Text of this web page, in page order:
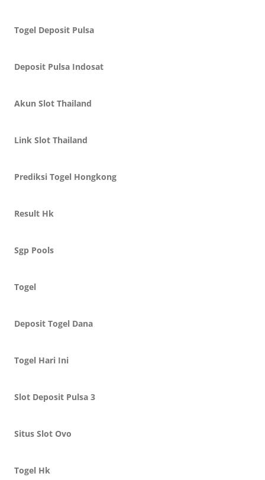
Togel Deposit Pulsa
Deposit Pulsa Indosat
Akun Slot Thailand
Link Slot Thailand
Prediksi Togel Hongkong
Result Hk
Sgp Pools
Togel
Deposit Togel Dana
Togel Hari Ini
Slot Deposit Pulsa 3
Situs Slot Ovo
Togel Hk